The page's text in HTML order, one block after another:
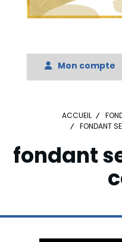
Mon compte
ACCUEIL
FONDANT
fondant